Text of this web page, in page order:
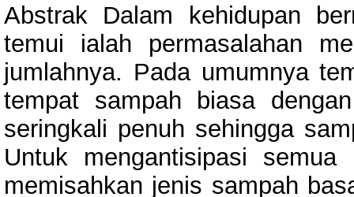
Abstrak Dalam kehidupan
temui ialah permasalahan
jumlahnya. Pada umumnya
tempat sampah biasa
seringkali penuh sehingga
Untuk mengantisipasi
memisahkan jenis sampah